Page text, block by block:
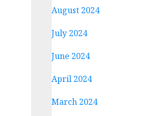
August 2024
July 2024
June 2024
April 2024
March 2024